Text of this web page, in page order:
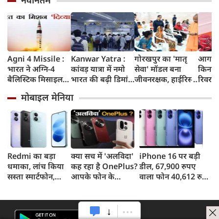
Agni 4 Missile :
भारत ने अग्नि-4
बैलिस्टिक मिसाइल
किया, 4,000 KM
तक मारक क्षमता
Kanwar Yatra :
कांवड़ यात्रा में नमो
भारत की बढ़ी डिमांड,
कई स्टेशनों पर 50%
तक बढ़ी यात्रियों की
संख्या
गोरखपुर का 'मातृ
सेवा' मॉडल बना
जीवनरक्षक, हाईरिस्क
इलाज से बची 77
जिंदगियां
आगरा
रिवर
करेगी
मोबाइल मेनिया
Redmi का बड़ा
धमाका, लांच किया
सस्ता स्मार्टफोन,
क्या सच में 'अलविदा'
कह रहा है OnePlus?
आपके फोन के
iPhone 16 पर बड़ी
डील, 67,900 रुपए
वाला फोन 40,612 रुपए